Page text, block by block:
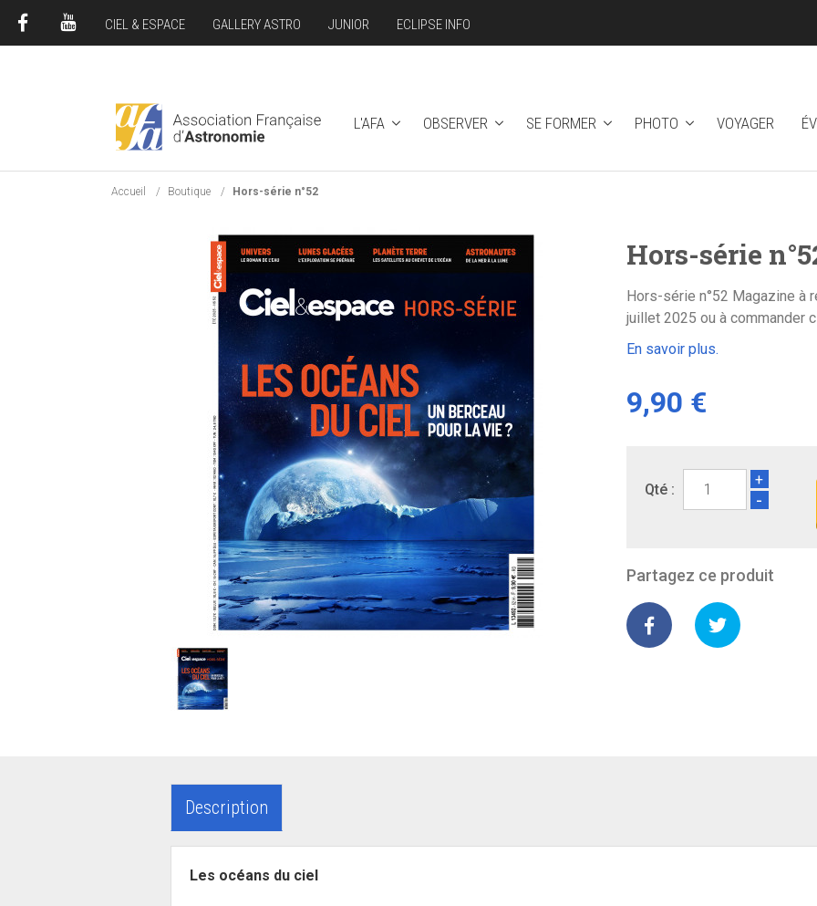
L'AFA OBSERVER SE FORMER PHOTO VOYAGER
CIEL & ESPACE GALLERY ASTRO JUNIOR ECLIPSE INFO
Accueil Boutique Hors-série n°52
Hors-série
Hors-série n°52 Magazine à
juillet 2025 ou à commander
En savoir plus.
9,90 €
Qté :
+
-
Partagez ce produit
Description
Les océans du ciel